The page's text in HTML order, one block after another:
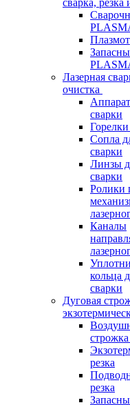
сварка, резка
Лазерная
очистка
сварки
Сопла
сварки
Линзы
сварки
Ролики
Каналы
кольца
сварки
Дуговая
строжка
резка
резка